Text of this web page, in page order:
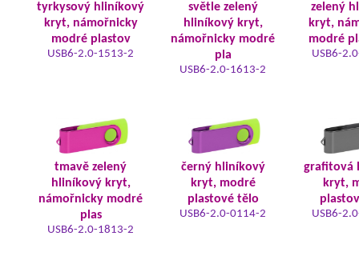
tyrkysový hliníkový
kryt, námořnicky
modré plastov
USB6-2.0-1513-2
světle zelený
hliníkový kryt,
námořnicky modré
pla
USB6-2.0-1613-2
zelený
kryt,
modré
USB6-
tmavě zelený
hliníkový kryt,
námořnicky modré
plas
USB6-2.0-1813-2
černý hliníkový
kryt, modré
plastové tělo
USB6-2.0-0114-2
grafitová
kryt,
USB6-